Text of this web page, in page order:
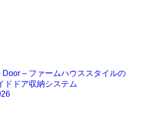
– ファームハウススタイルの
ドドア収納システム